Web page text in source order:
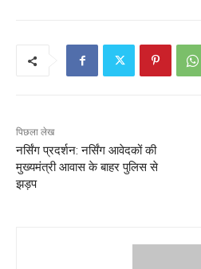
पिछला लेख
नर्सिंग प्रदर्शन: नर्सिंग आवेदकों की
मुख्यमंत्री आवास के बाहर पुलिस से
झड़प